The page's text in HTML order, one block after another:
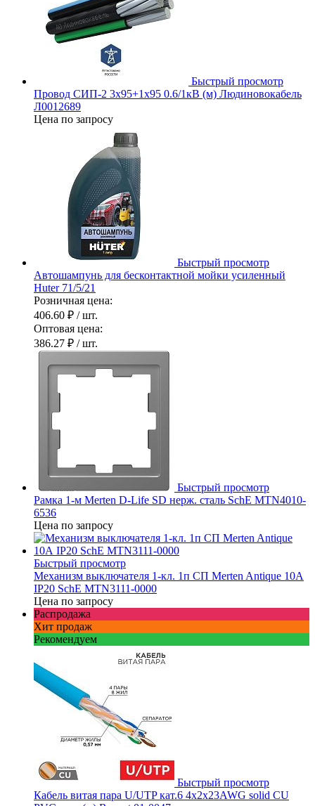
Быстрый просмотр
Провод СИП-2 3х95+1х95 0.6/1кВ (м) Людиновокабель
Л0012689
Цена по запросу
Быстрый просмотр
Автошампунь для бесконтактной мойки усиленный
Huter 71/5/21
Розничная цена:
406.60 ₽ / шт.
Оптовая цена:
386.27 ₽ / шт.
Быстрый просмотр
Рамка 1-м Merten D-Life SD нерж. сталь SchE MTN4010-
6536
Цена по запросу
Быстрый просмотр
Механизм выключателя 1-кл. 1п СП Merten Antique 10А
IP20 SchE MTN3111-0000
Цена по запросу
Распродажа
Хит продаж
Рекомендуем
Быстрый просмотр
Кабель витая пара U/UTP кат.6 4х2х23AWG solid CU